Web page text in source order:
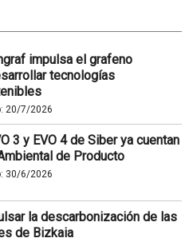
impulsa el grafeno
tecnologías
20/7/2026
3 y EVO 4 de Siber ya cuentan
de Producto
30/6/2026
la descarbonización de las
de Bizkaia